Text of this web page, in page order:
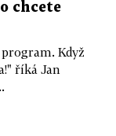
chcete
Když
říká Jan